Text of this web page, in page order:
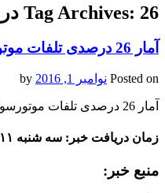
Tag Archives: 26 در
آمار 26 درصدی تلفات موتورسواران در تصادفات
Posted on نوامبر 1, 2016
آمار 26 درصدی تلفات موتورسواران در تصادفات
زمان دریافت خبر: سه شنبه ۱۱ آبان ۱۳۹۵ ساعت ۲۰:۵۲
منبع خبر: